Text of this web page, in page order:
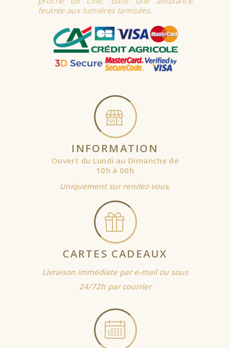
feutrée aux lumières tamisées.
INFORMATION
Ouvert du Lundi au Dimanche de
10h à 00h
Uniquement sur rendez-vous.
CARTES CADEAUX
Livraison immédiate par e-mail ou sous
24/72h par courrier